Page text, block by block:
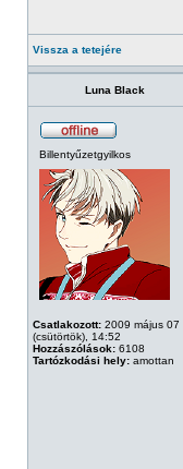
Vissza a tetejére
Luna Black
Billentyűzetgyilkos
Csatlakozott: 2009 május 07
(csütörtök), 14:52
Hozzászólások: 6108
Tartózkodási hely: amottan